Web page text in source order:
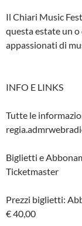
Il Chiari Music
questa estate un
appassionati di
INFO E LINKS
Tutte le
Biglietti e
Ticketmaster
Prezzi biglietti:
€ 40,00